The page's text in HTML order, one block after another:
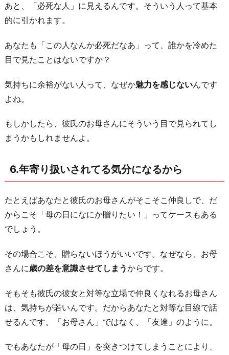
あと、「必死な人」に見えるんです。そういう人って基本
的に引かれます。
あなたも「この人なんか必死だなあ」って、誰かを冷めた
目で見たことはないですか？
気持ちに余裕がない人って、なぜか魅力を感じないんです
よね。
もしかしたら、彼氏のお母さんにそういう目で見られてし
まうかもしれませんよ。
6.年寄り扱いされてる気分になるから
たとえばあなたと彼氏のお母さんがそこそこ仲良しで、だ
からこそ「母の日になにか贈りたい！」ってケースもある
でしょう。
その場合こそ、贈らないほうがいいです。なぜなら、お母
さんに歳の差を意識させてしまうからです。
そもそも彼氏の彼女と対等な立場で仲良くなれるお母さん
は、気持ちが若いんです。だからあなたと対等な目線で話
せるんです。「お母さん」ではなく、「友達」のように。
でもあなたが「母の日」を突きつけてしまうことにより、